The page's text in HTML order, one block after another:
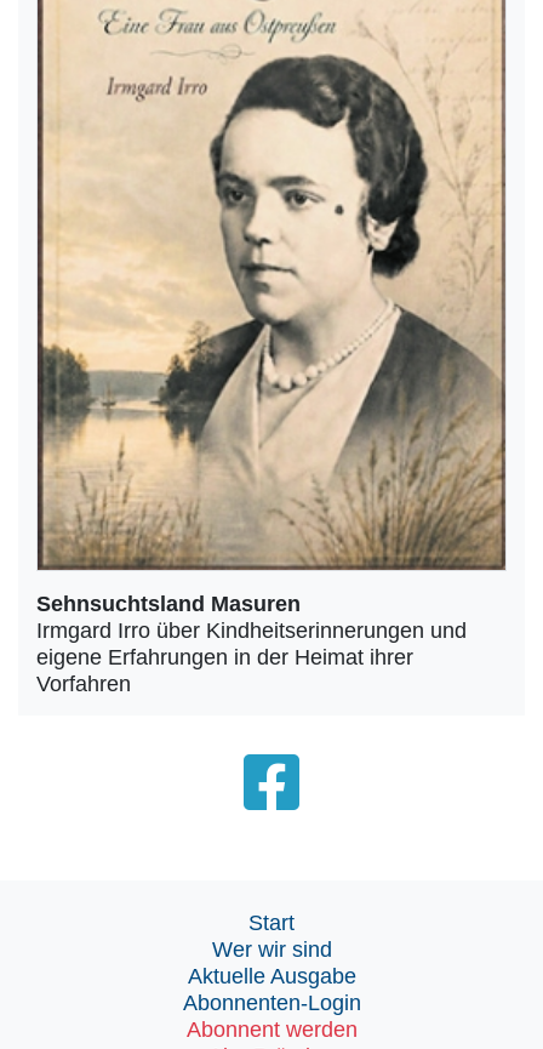
Sehnsuchtsland Masuren
Irmgard Irro über Kindheitserinnerungen und
eigene Erfahrungen in der Heimat ihrer
Vorfahren
Start
Wer wir sind
Aktuelle Ausgabe
Abonnenten-Login
Abonnent werden